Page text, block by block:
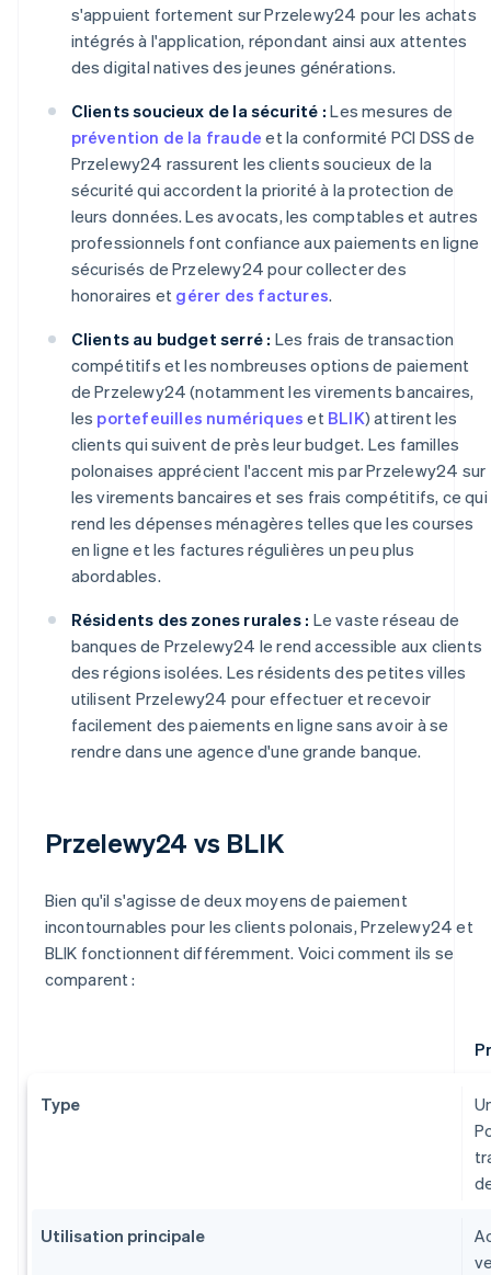
s'appuient fortement sur Przelewy24 pour les achats
intégrés à l'application, répondant ainsi aux attentes
des digital natives des jeunes générations.
Clients soucieux de la sécurité : Les mesures de
prévention de la fraude et la conformité PCI DSS de
Przelewy24 rassurent les clients soucieux de la
sécurité qui accordent la priorité à la protection de
leurs données. Les avocats, les comptables et autres
professionnels font confiance aux paiements en ligne
sécurisés de Przelewy24 pour collecter des
honoraires et gérer des factures.
Clients au budget serré : Les frais de transaction
compétitifs et les nombreuses options de paiement
de Przelewy24 (notamment les virements bancaires,
les portefeuilles numériques et BLIK) attirent les
clients qui suivent de près leur budget. Les familles
polonaises apprécient l'accent mis par Przelewy24 sur
les virements bancaires et ses frais compétitifs, ce qui
rend les dépenses ménagères telles que les courses
en ligne et les factures régulières un peu plus
abordables.
Résidents des zones rurales : Le vaste réseau de
banques de Przelewy24 le rend accessible aux clients
des régions isolées. Les résidents des petites villes
utilisent Przelewy24 pour effectuer et recevoir
facilement des paiements en ligne sans avoir à se
rendre dans une agence d'une grande banque.
Przelewy24 vs BLIK
Bien qu'il s'agisse de deux moyens de paiement
incontournables pour les clients polonais, Przelewy24 et
BLIK fonctionnent différemment. Voici comment ils se
comparent :
Type
Utilisation principale